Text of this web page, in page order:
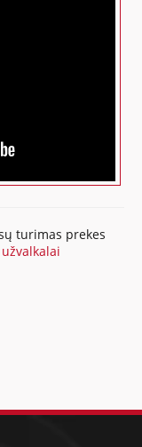
turimas prekes